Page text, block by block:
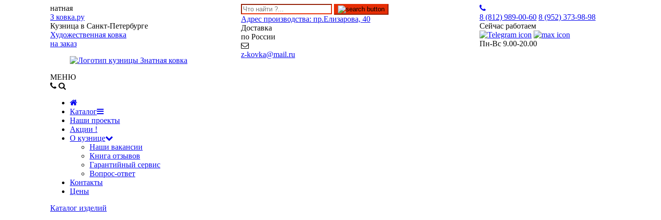
натная
З ковка.ру
Кузница в Санкт-Петербурге
Художественная ковка
на заказ
Адрес производства: пр.Елизарова, 40
Доставка
по России
z-kovka@mail.ru
8 (812)989-00-60 8 (952)373-98-98
Сейчас работаем
Пн-Вс 9.00-20.00
МЕНЮ
Каталог
Наши проекты
Акции !
О кузнице
Наши вакансии
Книга отзывов
Гарантийный сервис
Вопрос-ответ
Контакты
Цены
Каталог изделий